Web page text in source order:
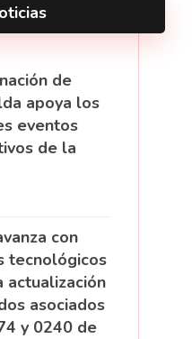
de
apoya los
eventos
de la
con
tecnológicos
actualización
asociados
y 0240 de